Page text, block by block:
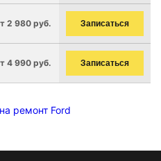
2 980 руб. Записаться
4 990 руб. Записаться
ремонт Ford